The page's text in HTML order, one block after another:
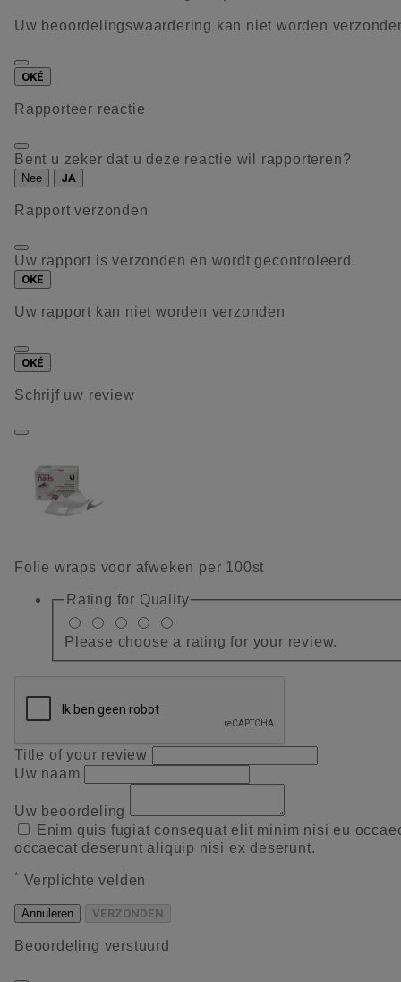
Uw beoordelingswaardering kan niet worden
OKÉ
Rapporteer reactie
Bent u zeker dat u deze reactie wil rapporteren?
Nee JA
Rapport verzonden
Uw rapport is verzonden en wordt gecontroleerd.
OKÉ
Uw rapport kan niet worden verzonden
OKÉ
Schrijf uw review
Folie wraps voor afweken per 100st
Rating for Quality
Please choose a rating for your review.
Title of your review
Uw naam
Uw beoordeling
Enim quis fugiat consequat elit minim nisi eu
occaecat deserunt aliquip nisi ex deserunt.
* Verplichte velden
Annuleren VERZONDEN
Beoordeling verstuurd